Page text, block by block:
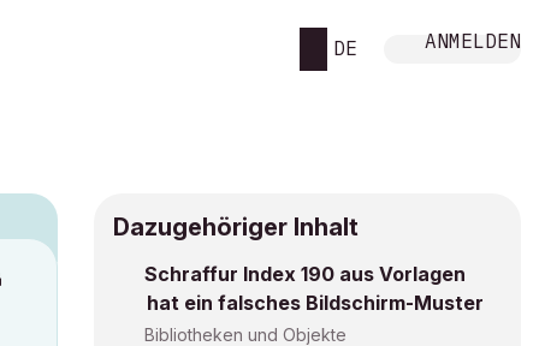
DE ANMELDEN
Dazugehöriger Inhalt
Schraffur Index 190 aus Vorlagen
hat ein falsches Bildschirm-Muster
Bibliotheken und Objekte